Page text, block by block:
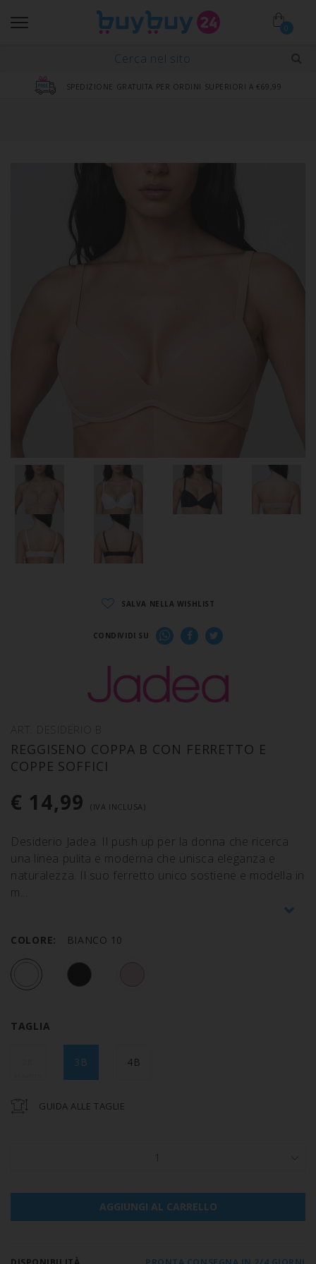
0
SPEDIZIONE GRATUITA PER ORDINI SUPERIORI A €69,99
SALVA NELLA WISHLIST
CONDIVIDI SU
REGGISENO COPPA B CON FERRETTO E
COPPE SOFFICI
€ 14,99 (IVA INCLUSA)
Desiderio Jadea. Il push up per la donna che ricerca
una linea pulita e moderna che unisca eleganza e
naturalezza. Il suo ferretto unico sostiene e modella in
m
COLORE: BIANCO 10
TAGLIA
3B 4B
GUIDA ALLE TAGLIE
1
AGGIUNGI AL CARRELLO